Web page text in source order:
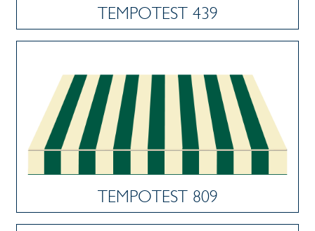
TEMPOTEST 439
TEMPOTEST 809